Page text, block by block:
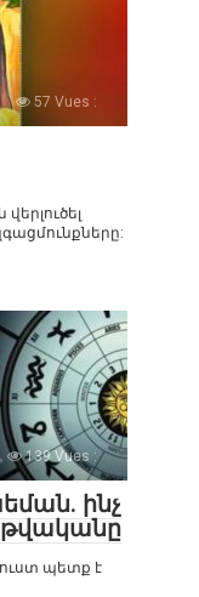
57 Vues :
139 Vues :
ինչ
թվականը
պետք է